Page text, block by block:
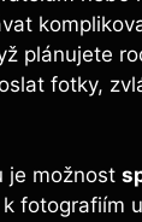
plánujete
fotky,
je možnost
fotografiím